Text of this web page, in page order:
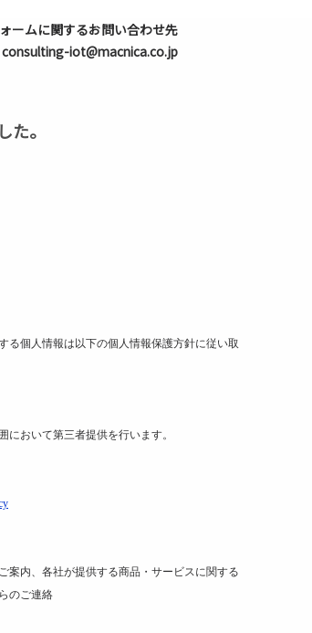
ームに関するお問い合わせ先
consulting-iot@macnica.co.jp
た。
る個人情報は以下の個人情報保護方針に従い取
おいて第三者提供を行います。
内、各社が提供する商品・サービスに関する
のご連絡